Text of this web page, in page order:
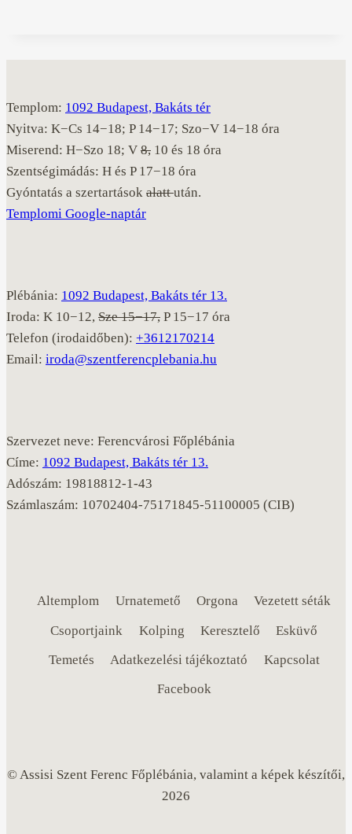
Templom: 1092 Budapest, Bakáts tér
Nyitva: K−Cs 14−18; P 14−17; Szo−V 14−18 óra
Miserend: H−Szo 18; V 8, 10 és 18 óra
Szentségimádás: H és P 17−18 óra
Gyóntatás a szertartások alattután.
Templomi Google-naptár
Plébánia: 1092 Budapest, Bakáts tér 13.
Iroda: K 10−12, Sze 15−17, P 15−17 óra
Telefon (irodaidőben): +3612170214
Email: iroda@szentferencplebania.hu
Szervezet neve: Ferencvárosi Főplébánia
Címe: 1092 Budapest, Bakáts tér 13.
Adószám: 19818812-1-43
Számlaszám: 10702404-75171845-51100005 (CIB)
Altemplom Urnatemető Orgona
Vezetett séták
Csoportjaink
Kolping Keresztelő
Esküvő
Temetés
Adatkezelési tájékoztató
Kapcsolat
Facebook
© Assisi Szent Ferenc Főplébánia, valamint a képek készítői,
2026